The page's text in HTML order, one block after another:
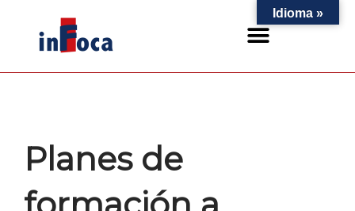
contenido
Planes de
Idioma »